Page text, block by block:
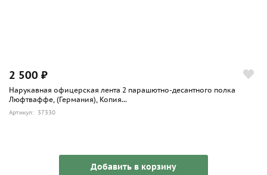
2 500 ₽
Нарукавная офицерская лента 2 парашютно-десантного полка
Люфтваффе, (Германия), Копия...
Артикул: 37330
Добавить в корзину